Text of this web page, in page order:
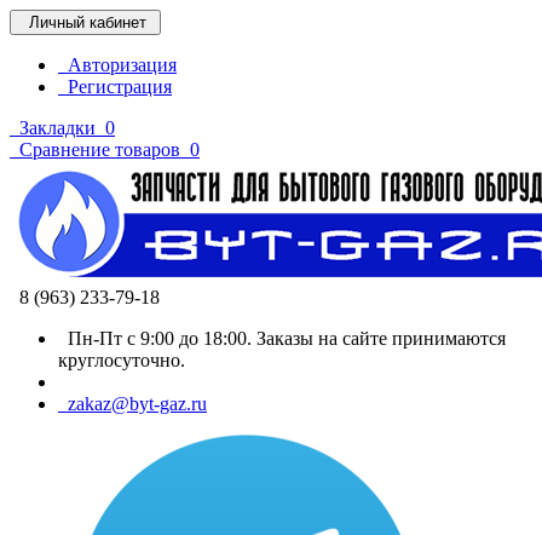
Личный кабинет
Авторизация
Регистрация
Закладки 0
Сравнение товаров 0
8 (963) 233-79-18
Пн-Пт с 9:00 до 18:00. Заказы на сайте принимаются
круглосуточно.
zakaz@byt-gaz.ru